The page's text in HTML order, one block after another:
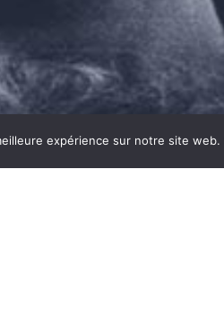
expérience sur notre site